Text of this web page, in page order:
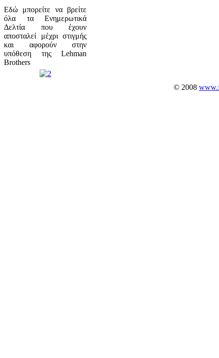
Εδώ μπορείτε να βρείτε
όλα τα Ενημερωτικά
Δελτία που έχουν
αποσταλεί μέχρι στιγμής
και αφορούν στην
υπόθεση της Lehman
Brothers
© 2008